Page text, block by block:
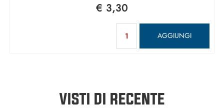
€ 3,30
AGGIUNGI
VISTI DI RECENTE